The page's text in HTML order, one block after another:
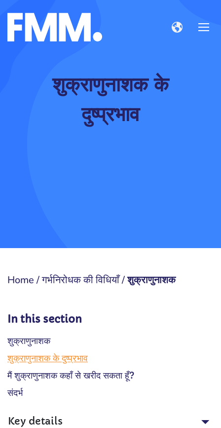
शुक्राणुनाशक के
दुष्प्रभाव
Home/गर्भनिरोधक की विधियाँ/शुक्राणुनाशक
In this section
शुक्राणुनाशक
शुक्राणुनाशक के दुष्प्रभाव
मैं शुक्राणुनाशक कहाँ से खरीद सकता हूँ?
संदर्भ
Key details